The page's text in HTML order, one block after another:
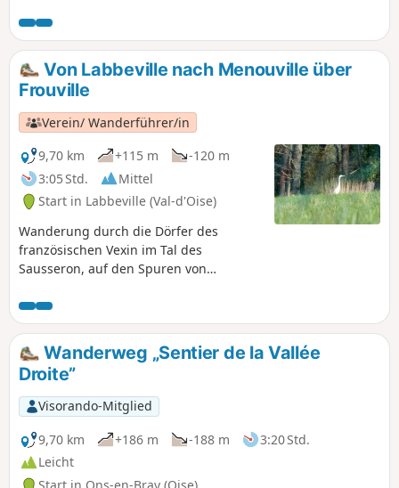
Von Labbeville nach Menouville über
Frouville
Verein/ Wanderführer/in
9,70 km
+115 m
-120 m
3:05 Std.
Mittel
Start in Labbeville (Val-d'Oise)
Wanderung durch die Dörfer des
französischen Vexin im Tal des
Sausseron, auf den Spuren von
Wanderweg „Sentier de la Vallée
Droite”
Visorando-Mitglied
9,70 km
+186 m -188 m
3:20 Std.
Leicht